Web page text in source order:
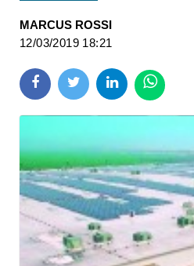
MARCUS ROSSI
12/03/2019 18:21